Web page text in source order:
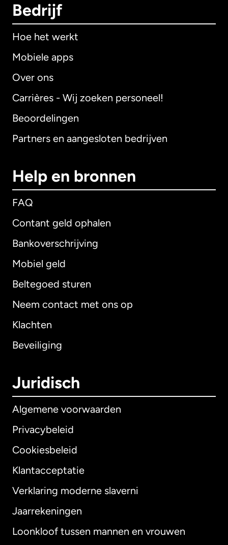
Bedrijf
Hoe het werkt
Mobiele apps
Over ons
Carrières - Wij zoeken personeel!
Beoordelingen
Partners en aangesloten bedrijven
Help en bronnen
FAQ
Contant geld ophalen
Bankoverschrijving
Mobiel geld
Beltegoed sturen
Neem contact met ons op
Klachten
Beveiliging
Juridisch
Algemene voorwaarden
Privacybeleid
Cookiesbeleid
Klantacceptatie
Verklaring moderne slaverni
Jaarrekeningen
Loonkloof tussen mannen en vrouwen
Internationaal English